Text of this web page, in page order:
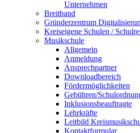
Unternehmen
Breitband
Gründerzentrum
Kreiseigene Schulen /
Musikschule
Allgemein
Anmeldung
Ansprechpartner
Downloadbereich
Fördermöglichkeiten
Gebühren/
Inklusionsbeauftragte
Lehrkräfte
Leitbild
Kontaktformular